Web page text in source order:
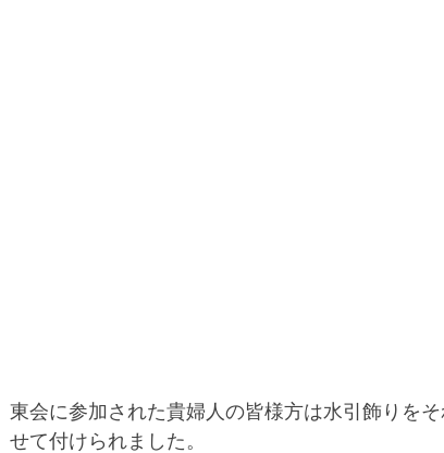
東会に参加された貴婦人の皆様方は水引飾りを
せて付けられました。